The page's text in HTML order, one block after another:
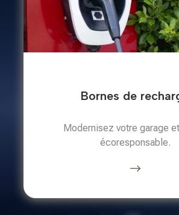
Bornes de
Modernisez votre garage
écoresponsable.
$